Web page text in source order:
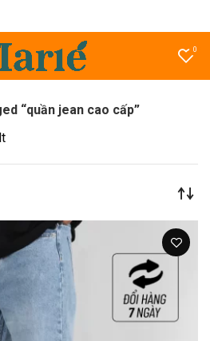
0
“quần jean cao cấp”